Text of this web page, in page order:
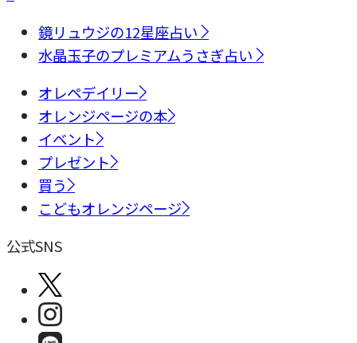
鏡リュウジの12星座占い
水晶玉子のプレミアムうさぎ占い
オレペデイリー
オレンジページの本
イベント
プレゼント
買う
こどもオレンジページ
公式SNS